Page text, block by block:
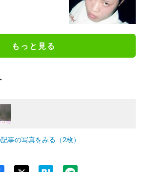
もっと見る
事の写真をみる（2枚）